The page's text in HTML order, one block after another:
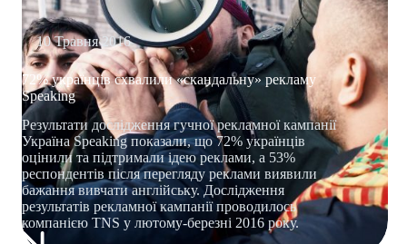
10 Травня 2016
72% українців схвалили «скандальну» рекламу
Speaking
Результати дослідження гучної рекламної кампанії
Україна Speaking показали, що 72% українців
оцінили та підтримали ідею реклами, а 53%
респондентів після перегляду реклами виявили
бажання вивчати англійську. Дослідження
результатів рекламної кампанії проводилось
компанією TNS у лютому-березні 2016 року.